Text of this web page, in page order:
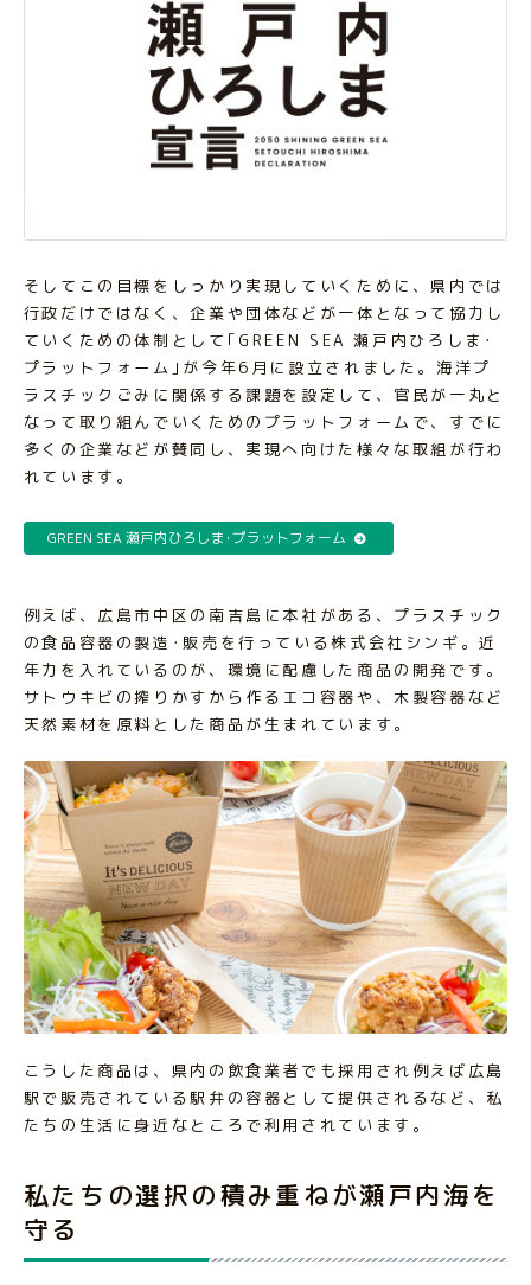
そしてこの目標をしっかり実現していくために、県内では
行政だけではなく、企業や団体などが一体となって協力し
ていくための体制として｢GREEN SEA 瀬戸内ひろしま･
プラットフォーム｣が今年6月に設立されました。海洋プ
ラスチックごみに関係する課題を設定して、官民が一丸と
なって取り組んでいくためのプラットフォームで、すでに
多くの企業などが賛同し、実現へ向けた様々な取組が行わ
れています。
GREEN SEA 瀬戸内ひろしま･プラットフォーム
例えば、広島市中区の南吉島に本社がある、プラスチック
の食品容器の製造･販売を行っている株式会社シンギ。近
年力を入れているのが、環境に配慮した商品の開発です。
サトウキビの搾りかすから作るエコ容器や、木製容器など
天然素材を原料とした商品が生まれています。
こうした商品は、県内の飲食業者でも採用され例えば広島
駅で販売されている駅弁の容器として提供されるなど、私
たちの生活に身近なところで利用されています。
私たちの選択の積み重ねが瀬戸内海を
守る